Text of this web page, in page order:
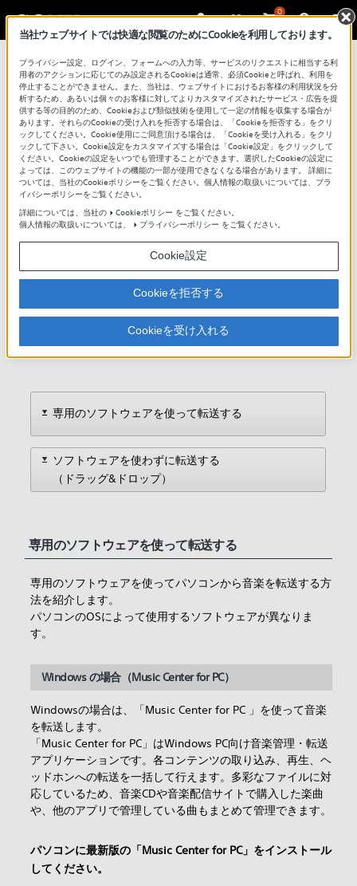
0
WF-SP900 本体メモリーへの音楽転送方法
ヘッドホン本体のメモリーにパソコンを使って音楽を転
送しておけば、
Bluetooth機器と接続しなくてもヘッドホン本体だけで音
楽が楽しめます。
パソコンからヘッドホンに音楽を転送するにはいくつか
お使いの環境や用途に合わせてお選びください。
専用のソフトウェアを使って転送する
ソフトウェアを使わずに転送する
（ドラッグ&ドロップ）
専用のソフトウェアを使って転送する
専用のソフトウェアを使ってパソコンから音楽を転送する方
法を紹介します。
パソコンのOSによって使用するソフトウェアが異なりま
す。
Windows の場合（Music Center for PC）
Windowsの場合は、「Music Center for PC 」を使って音楽
を転送します。
「Music Center for PC」はWindows PC向け音楽管理・転送
アプリケーションです。各コンテンツの取り込み、再生、ヘ
ッドホンへの転送を一括して行えます。多彩なファイルに対
応しているため、音楽CDや音楽配信サイトで購入した楽曲
や、他のアプリで管理している曲もまとめて管理できます。
パソコンに最新版の「Music Center for PC」をインストール
してください。
当社ウェブサイトでは快適な閲覧のためにCookieを利用しております。
プライバシー設定、ログイン、フォームへの入力等、サービスのリクエストに相当する利
用者のアクションに応じてのみ設定されるCookieは通常、必須Cookieと呼ばれ、利用を
停止することができません。また、当社は、ウェブサイトにおけるお客様の利用状況を分
析するため、あるいは個々のお客様に対してよりカスタマイズされたサービス・広告を提
供する等の目的のため、Cookieおよび類似技術を使用して一定の情報を収集する場合が
あります。それらのCookieの受け入れを拒否する場合は、「Cookieを拒否する」をクリ
ックしてください。Cookie使用にご同意頂ける場合は、「Cookieを受け入れる」をクリ
ックして下さい。Cookie設定をカスタマイズする場合は「Cookie設定」をクリックして
ください。Cookieの設定をいつでも管理することができます。選択したCookieの設定に
よっては、このウェブサイトの機能の一部が使用できなくなる場合があります。 詳細に
ついては、当社のCookieポリシーをご覧ください。個人情報の取扱いについては、プラ
イバシーポリシーをご覧ください。
詳細については、当社の
Cookieポリシー をご覧ください。
個人情報の取扱いについては、
プライバシーポリシー をご覧ください。
Cookie設定
Cookieを拒否する
Cookieを受け入れる